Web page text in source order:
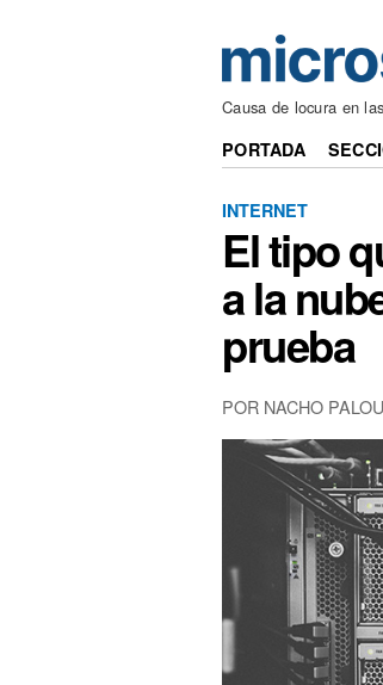
Causa de locura en
PORTADA
INTERNET
El tipo
a la
prueba
POR NACHO